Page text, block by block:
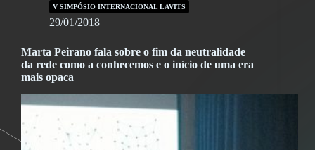
V SIMPÓSIO INTERNACIONAL LAVITS
29/01/2018
Marta Peirano fala sobre o fim da neutralidade
da rede como a conhecemos e o início de uma era
mais opaca